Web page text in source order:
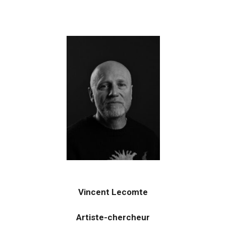
Vincent Lecomte
Artiste-chercheur